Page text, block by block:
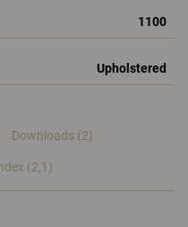
1100
Upholstered
Downloads (2)
(2,1)